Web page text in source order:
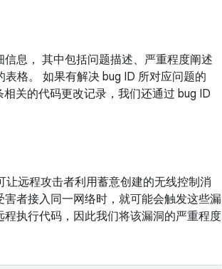
息， 其中包括问题描述、严重程度阐述
格。 如果有解决 bug ID 所对应问题的
关的代码更改记录，我们还通过 bug ID
远程攻击者利用蓄意创建的无线控制消
者接入同一网络时，就可能会触发这些漏
执行代码，因此我们将该漏洞的严重程度